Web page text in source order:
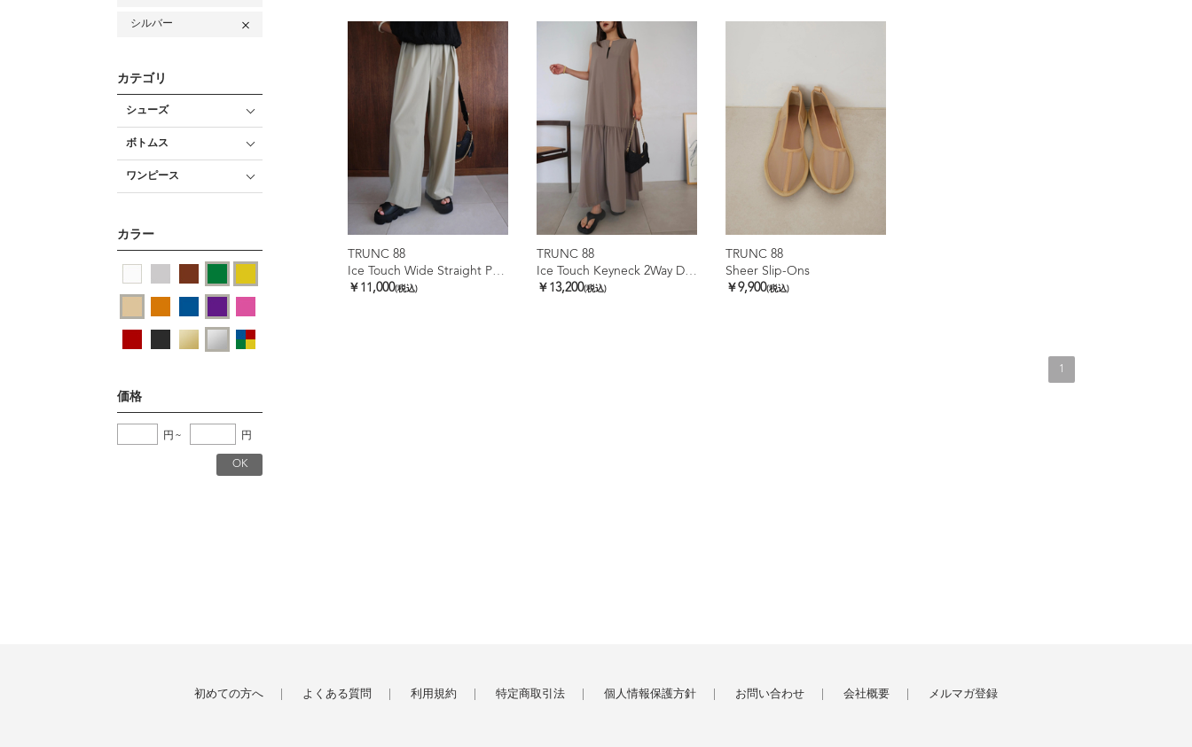
シルバー
カテゴリ
シューズ
ボトムス
ワンピース
カラー
価格
円 ~ 円
TRUNC 88
Ice Touch Wide Straight Pants
￥11,000(税込)
TRUNC 88
Ice Touch Keyneck 2Way Dress
￥13,200(税込)
TRUNC 88
Sheer Slip-Ons
￥9,900(税込)
1
初めての方へ よくある質問 利用規約 特定商取引法 個人情報保護方針 お問い合わせ 会社概要 メルマガ登録